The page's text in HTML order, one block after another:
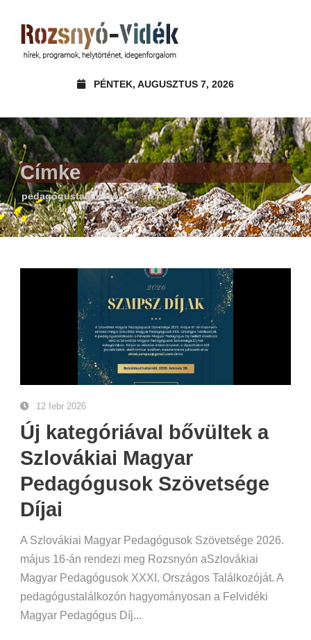
PÉNTEK, AUGUSZTUS 7, 2026
Címke
pedagógustalálkozó
12 febr 2026
Új kategóriával bővültek a
Szlovákiai Magyar
Pedagógusok Szövetsége
Díjai
A Szlovákiai Magyar Pedagógusok Szövetsége 2026.
május 16-án rendezi meg Rozsnyón aSzlovákiai
Magyar Pedagógusok XXXI. Országos Találkozóját. A
pedagógustalálkozón hagyományosan a Felvidéki
Magyar Pedagógus Díj...